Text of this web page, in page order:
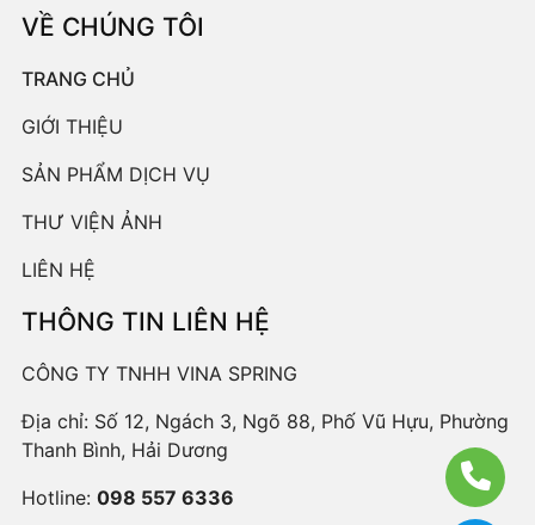
VỀ CHÚNG TÔI
TRANG CHỦ
GIỚI THIỆU
SẢN PHẨM DỊCH VỤ
THƯ VIỆN ẢNH
LIÊN HỆ
THÔNG TIN LIÊN HỆ
CÔNG TY TNHH VINA SPRING
Địa chỉ: Số 12, Ngách 3, Ngõ 88, Phố Vũ Hựu, Phường
Thanh Bình, Hải Dương
Hotline: 098 557 6336